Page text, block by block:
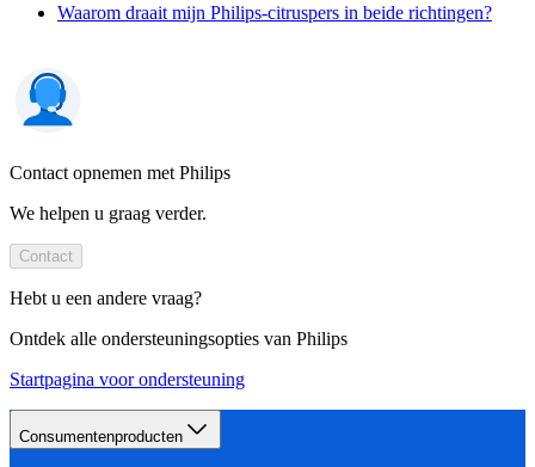
Waarom draait mijn Philips-citruspers in beide richtingen?
Contact opnemen met Philips
We helpen u graag verder.
Contact
Hebt u een andere vraag?
Ontdek alle ondersteuningsopties van Philips
Startpagina voor ondersteuning
Consumentenproducten